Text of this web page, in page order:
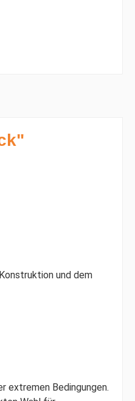
und dem
extremen Bedingungen.